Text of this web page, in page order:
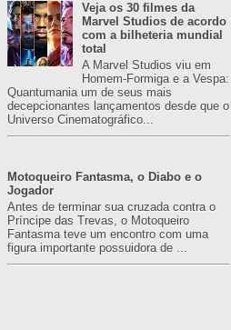
Veja os 30 filmes da
Marvel Studios de acordo
com a bilheteria mundial
total
A Marvel Studios viu em
Homem-Formiga e a Vespa:
Quantumania um de seus mais
decepcionantes lançamentos desde que o
Universo Cinematográfico...
Motoqueiro Fantasma, o Diabo e o
Jogador
Antes de terminar sua cruzada contra o
Príncipe das Trevas, o Motoqueiro
Fantasma teve um encontro com uma
figura importante possuidora de ...